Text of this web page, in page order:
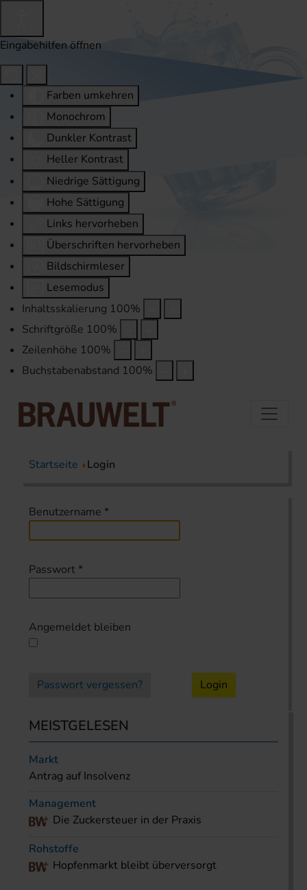
Eingabehilfen öffnen
Farben umkehren
Monochrom
Dunkler Kontrast
Heller Kontrast
Niedrige Sättigung
Hohe Sättigung
Links hervorheben
Überschriften hervorheben
Bildschirmleser
Lesemodus
Inhaltsskalierung 100%
Schriftgröße 100%
Zeilenhöhe 100%
Buchstabenabstand 100%
Startseite Login
Benutzername *
Passwort *
Angemeldet bleiben
Passwort vergessen? Login
MEISTGELESEN
Markt
Antrag auf Insolvenz
Management
Die Zuckersteuer in der Praxis
Rohstoffe
Hopfenmarkt bleibt überversorgt